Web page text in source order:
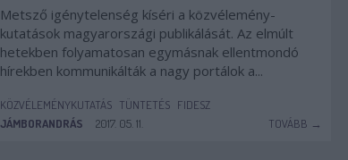
Metsző igénytelenség kíséri a közvélemény-
kutatások magyarországi publikálását. Az elmúlt
hetekben folyamatosan egymásnak ellentmondó
hírekben kommunikálták a nagy portálok a...
KÖZVÉLEMÉNYKUTATÁS TÜNTETÉS FIDESZ
JÁMBORANDRÁS
2017. 05. 11. TOVÁBB →